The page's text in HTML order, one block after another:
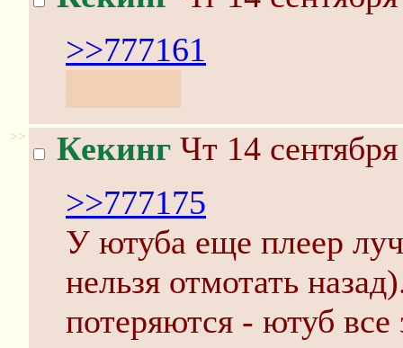
>>777161
>> Кекинг Чт 14
>>777175
У ютуба еще плеер
нельзя отмотать
потеряются - ютуб все